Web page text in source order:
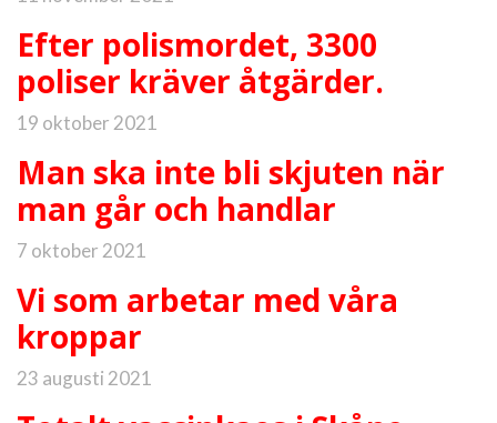
Efter polismordet, 3300
poliser kräver åtgärder.
19 oktober 2021
Man ska inte bli skjuten när
man går och handlar
7 oktober 2021
Vi som arbetar med våra
kroppar
23 augusti 2021